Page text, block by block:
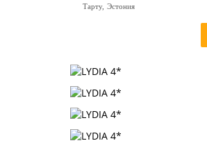
Тарту, Эстония